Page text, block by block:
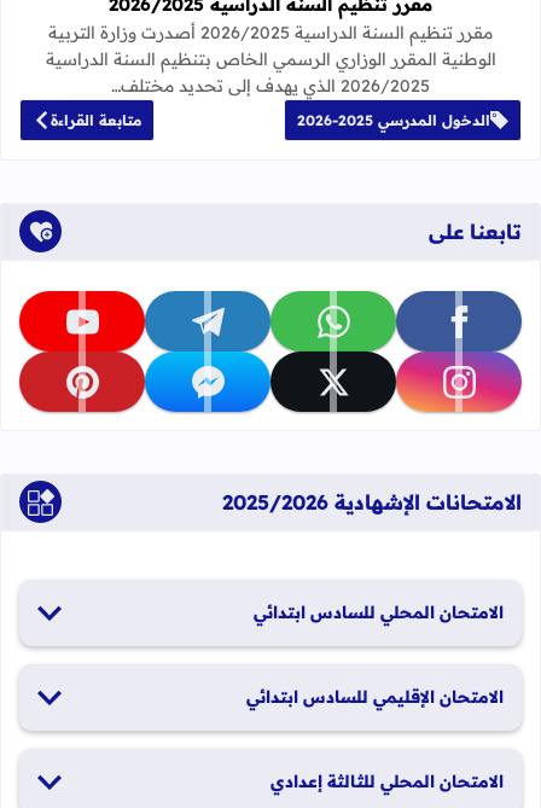
مقرر تنظيم السنة الدراسية 2026/2025 أصدرت وزارة التربية
الوطنية المقرر الوزاري الرسمي الخاص بتنظيم السنة الدراسية
2026/2025 الذي يهدف إلى تحديد مختلف…
الدخول المدرسي 2025-2026 متابعة القراءة
تابعنا على
تابعنا على facebook تابعنا على whatsapp تابعنا على telegram تابعنا على youtube
تابعنا على instagram تابعنا على x تابعنا على messenger تابعنا على pinterest
الامتحانات الإشهادية 2025/2026
الامتحان المحلي للسادس ابتدائي
الامتحان الإقليمي للسادس ابتدائي
الامتحان المحلي للثالثة إعدادي